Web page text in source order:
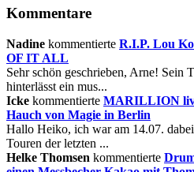
Kommentare
Nadine kommentierte R.I.P. Lou
OF IT ALL
Sehr schön geschrieben, Arne! Sein
hinterlässt ein mus...
Icke kommentierte MARILLION
Hauch von Magie in Berlin
Hallo Heiko, ich war am 14.07.
Touren der letzten ...
Helke Thomsen kommentierte